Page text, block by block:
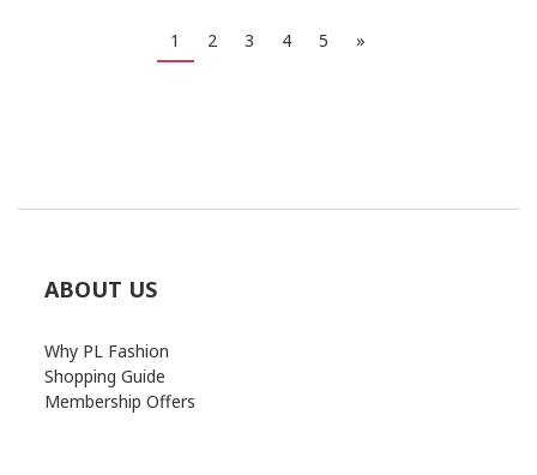
1 2 3 4 5 »
ABOUT US
Why PL Fashion
Shopping Guide
Membership Offers